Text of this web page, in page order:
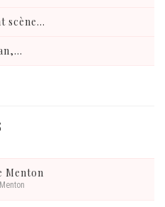
scène...
Menton